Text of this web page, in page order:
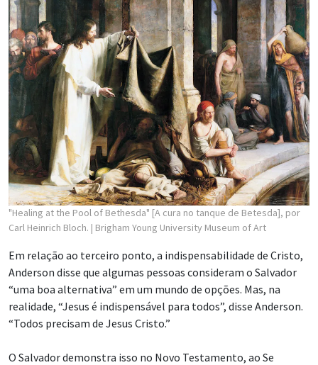
"Healing at the Pool of Bethesda" [A cura no tanque de Betesda], por
Carl Heinrich Bloch. | Brigham Young University Museum of Art
Em relação ao terceiro ponto, a indispensabilidade de Cristo,
Anderson disse que algumas pessoas consideram o Salvador
“uma boa alternativa” em um mundo de opções. Mas, na
realidade, “Jesus é indispensável para todos”, disse Anderson.
“Todos precisam de Jesus Cristo.”
O Salvador demonstra isso no Novo Testamento, ao Se